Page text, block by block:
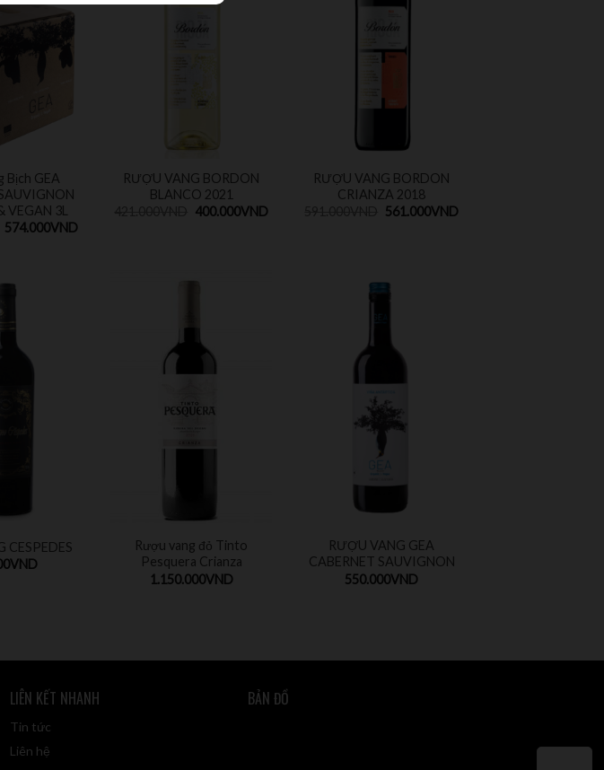
Bịch GEA
VEGAN 3L
574.000VND
RƯỢU VANG BORDON
BLANCO 2021
400.000VND
RƯỢU VANG BORDON
CRIANZA 2018
561.000VND
CESPEDES
VND
Rượu vang đỏ Tinto
Pesquera Crianza
1.150.000VND
RƯỢU VANG GEA
CABERNET SAUVIGNON
550.000VND
LIÊN KẾT NHANH
Tin tức
Liên hệ
BẢN ĐỒ